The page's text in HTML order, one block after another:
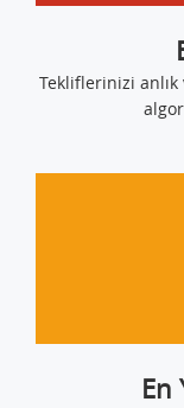
Tekliflerinizi
En